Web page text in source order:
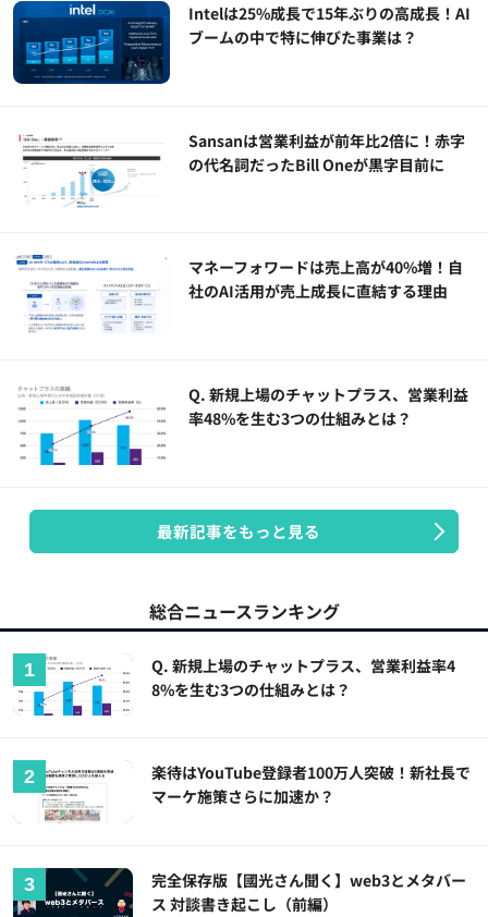
Intelは25%成長で15年ぶりの高成長！AI
ブームの中で特に伸びた事業は？
Sansanは営業利益が前年比2倍に！赤字
の代名詞だったBill Oneが黒字目前に
マネーフォワードは売上高が40%増！自
社のAI活用が売上成長に直結する理由
Q. 新規上場のチャットプラス、営業利益
率48%を生む3つの仕組みとは？
最新記事をもっと見る
総合ニュースランキング
Q. 新規上場のチャットプラス、営業利益率4
8%を生む3つの仕組みとは？
楽待はYouTube登録者100万人突破！新社長で
マーケ施策さらに加速か？
完全保存版【國光さん聞く】web3とメタバー
ス 対談書き起こし（前編）